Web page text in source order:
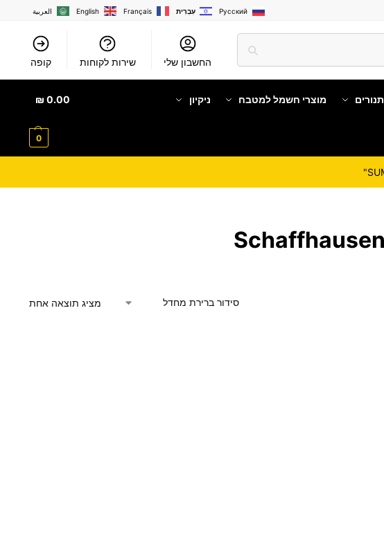
العربية English Français עִבְרִית Русский
החשבון שלי שירות לקוחות קופה
תנורים מוצרי חשמל למטבח ניקיון 0.00
₪
0
מציג תוצאה אחת